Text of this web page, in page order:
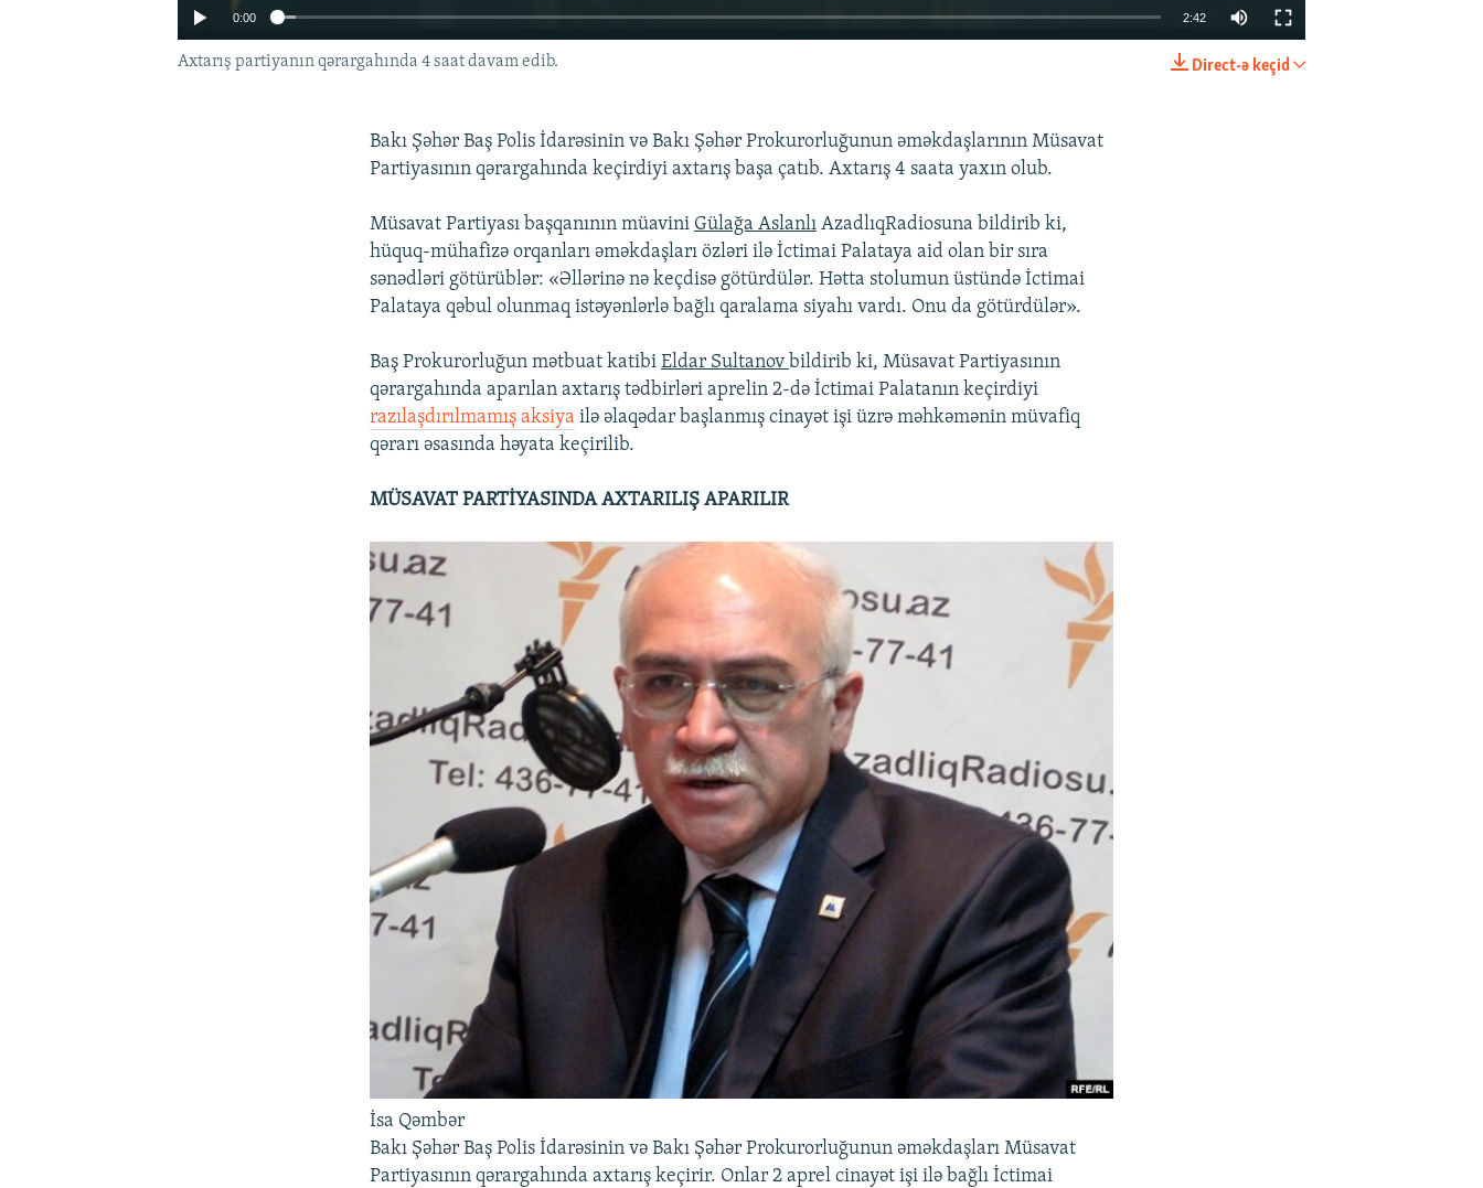
0:00 2:42
Direct-ə keçid
Axtarış partiyanın qərargahında 4 saat davam edib.
Bakı Şəhər Baş Polis İdarəsinin və Bakı Şəhər Prokurorluğunun əməkdaşlarının Müsavat
Partiyasının qərargahında keçirdiyi axtarış başa çatıb. Axtarış 4 saata yaxın olub.
Müsavat Partiyası başqanının müavini Gülağa Aslanlı AzadlıqRadiosuna bildirib ki,
hüquq-mühafizə orqanları əməkdaşları özləri ilə İctimai Palataya aid olan bir sıra
sənədləri götürüblər: «Əllərinə nə keçdisə götürdülər. Hətta stolumun üstündə İctimai
Palataya qəbul olunmaq istəyənlərlə bağlı qaralama siyahı vardı. Onu da götürdülər».
Baş Prokurorluğun mətbuat katibiEldar Sultanov bildirib ki, Müsavat Partiyasının
qərargahında aparılan axtarış tədbirləri aprelin 2-də İctimai Palatanın keçirdiyi
razılaşdırılmamış aksiya ilə əlaqədar başlanmış cinayət işi üzrə məhkəmənin müvafiq
qərarı əsasında həyata keçirilib.
MÜSAVAT PARTİYASINDA AXTARILIŞ APARILIR
İsa Qəmbər
Bakı Şəhər Baş Polis İdarəsinin və Bakı Şəhər Prokurorluğunun əməkdaşları Müsavat
Partiyasının qərargahında axtarış keçirir. Onlar 2 aprel cinayət işi ilə bağlı İctimai